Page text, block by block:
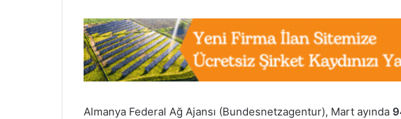
Almanya Federal Ağ Ajansı (Bundesnetzagentur), Mart ayında